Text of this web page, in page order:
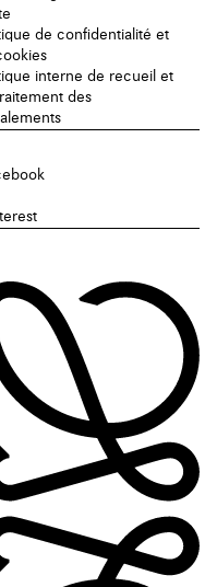
de confidentialité et
interne de recueil et
des